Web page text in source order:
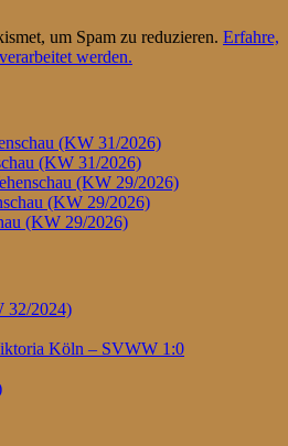
um Spam zu reduzieren. Erfahre,
werden.
(KW 31/2026)
(KW 31/2026)
(KW 29/2026)
(KW 29/2026)
(KW 29/2026)
32/2024)
Köln – SVWW 1:0